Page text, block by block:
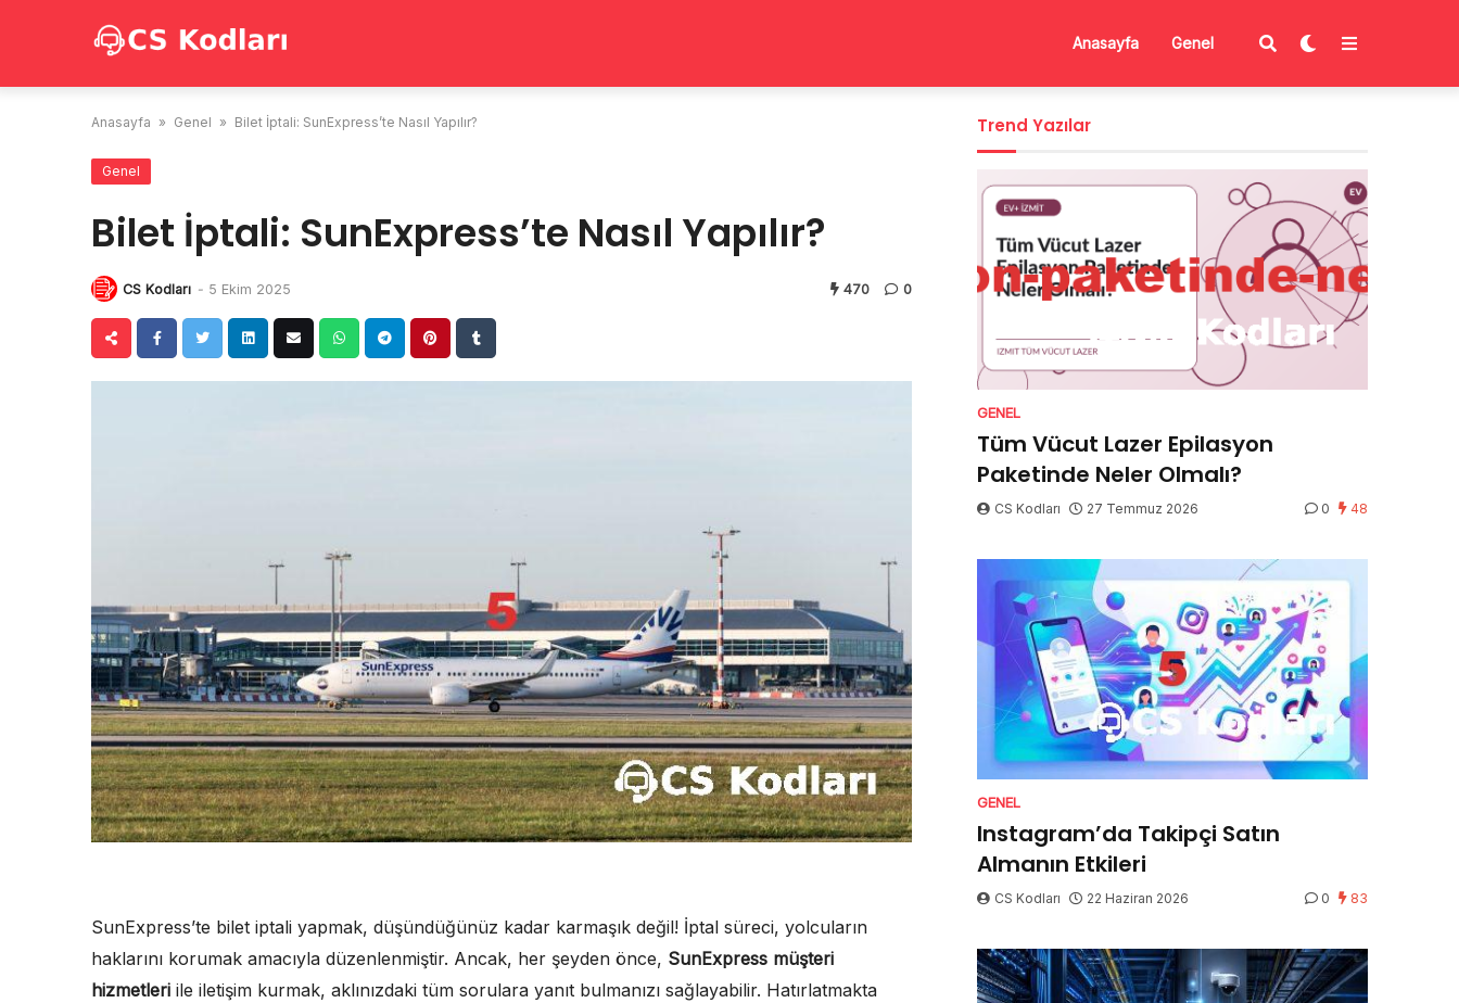
Anasayfa Genel
Anasayfa » Genel » Bilet İptali: SunExpress’te Nasıl Yapılır?
Genel
Bilet İptali: SunExpress’te Nasıl Yapılır?
CS Kodları - 5 Ekim 2025 470 0
SunExpress’te bilet iptali yapmak, düşündüğünüz kadar karmaşık değil! İptal süreci, yolcuların
haklarını korumak amacıyla düzenlenmiştir. Ancak, her şeyden önce, SunExpress müşteri
hizmetleri ile iletişim kurmak, aklınızdaki tüm sorulara yanıt bulmanızı sağlayabilir. Hatırlatmakta
Trend Yazılar
GENEL
Tüm Vücut Lazer Epilasyon
Paketinde Neler Olmalı?
CS Kodları 27 Temmuz 2026 0 48
GENEL
Instagram’da Takipçi Satın
Almanın Etkileri
CS Kodları 22 Haziran 2026 0 83